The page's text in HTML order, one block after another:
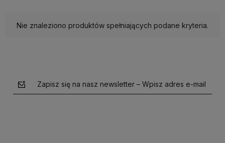
Nie znaleziono produktów spełniających podane kryteria.
Zapisz się na nasz newsletter – Wpisz adres e-mail